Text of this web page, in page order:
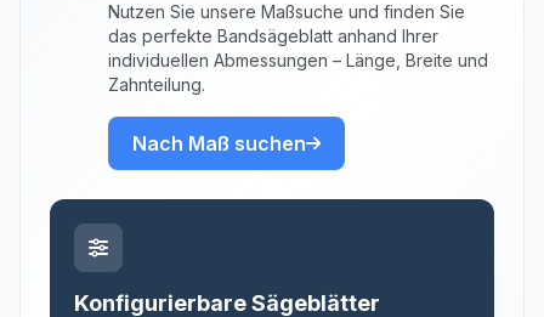
Nutzen Sie unsere Maßsuche und finden Sie
das perfekte Bandsägeblatt anhand Ihrer
individuellen Abmessungen – Länge, Breite und
Zahnteilung.
Nach Maß suchen
Konfigurierbare Sägeblätter